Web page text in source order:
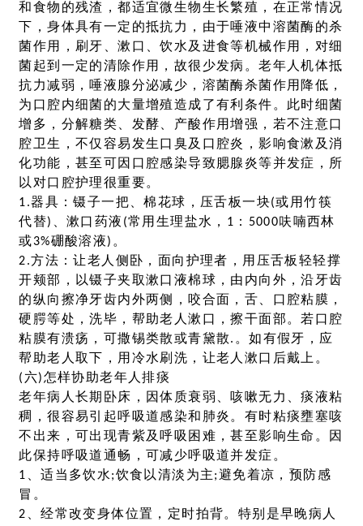
和食物的残渣，都适宜微生物生长繁殖，在正常情况
下，身体具有一定的抵抗力，由于唾液中溶菌酶的杀
菌作用，刷牙、漱口、饮水及进食等机械作用，对细
菌起到一定的清除作用，故很少发病。老年人机体抵
抗力减弱，唾液腺分泌减少，溶菌酶杀菌作用降低，
为口腔内细菌的大量增殖造成了有利条件。此时细菌
增多，分解糖类、发酵、产酸作用增强，若不注意口
腔卫生，不仅容易发生口臭及口腔炎，影响食漱及消
化功能，甚至可因口腔感染导致腮腺炎等并发症，所
以对口腔护理很重要。
1.器具：镊子一把、棉花球，压舌板一块(或用竹筷
代替)、漱口药液(常用生理盐水，1：5000呋喃西林
或3%硼酸溶液)。
2.方法：让老人侧卧，面向护理者，用压舌板轻轻撑
开颊部，以镊子夹取漱口液棉球，由内向外，沿牙齿
的纵向擦净牙齿内外两侧，咬合面，舌、口腔粘膜，
硬腭等处，洗毕，帮助老人漱口，擦干面部。若口腔
粘膜有溃疡，可撒锡类散或青黛散.。如有假牙，应
帮助老人取下，用冷水刷洗，让老人漱口后戴上。
(六)怎样协助老年人排痰
老年病人长期卧床，因体质衰弱、咳嗽无力、痰液粘
稠，很容易引起呼吸道感染和肺炎。有时粘痰壅塞咳
不出来，可出现青紫及呼吸困难，甚至影响生命。因
此保持呼吸道通畅，可减少呼吸道并发症。
1、适当多饮水;饮食以清淡为主;避免着凉，预防感
冒。
2、经常改变身体位置，定时拍背。特别是早晚病人